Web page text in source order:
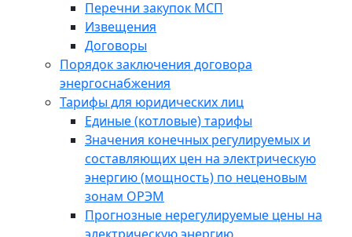
Перечни закупок МСП
Извещения
Договоры
Порядок заключения договора
энергоснабжения
Тарифы для юридических лиц
Единые (котловые) тарифы
Значения конечных регулируемых и
составляющих цен на электрическую
энергию (мощность) по неценовым
зонам ОРЭМ
Прогнозные нерегулируемые цены на